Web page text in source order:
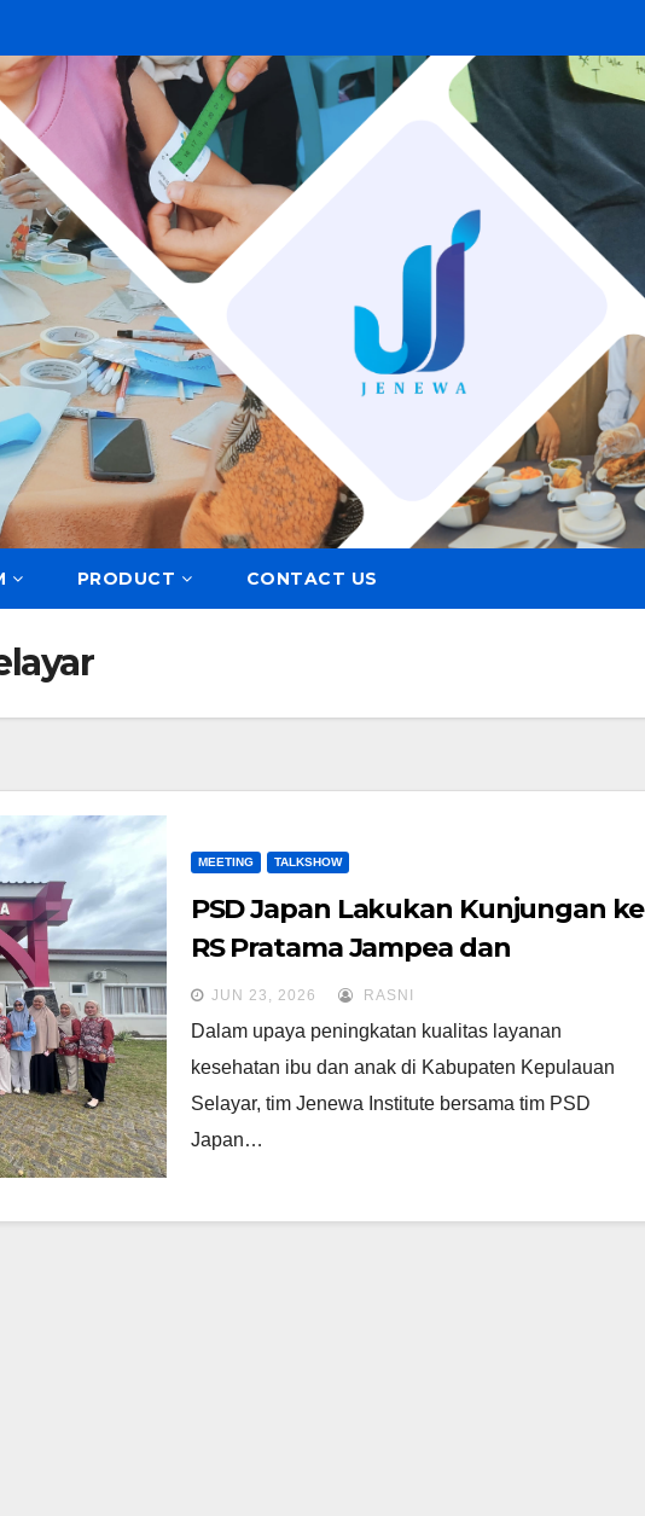
PRODUCT CONTACT US
MEETING TALKSHOW
PSD Japan Lakukan Kunjungan ke
RS Pratama Jampea dan
Puskesmas Ujung Jampea untuk
Mendukung Penguatan Layanan
Kesehatan Ibu dan Anak
JUN 23, 2026 RASNI
Dalam upaya peningkatan kualitas layanan
kesehatan ibu dan anak di Kabupaten Kepulauan
Selayar, tim Jenewa Institute bersama tim PSD
Japan…